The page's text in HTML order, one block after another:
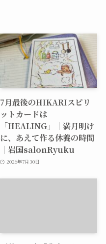
7月最後のHIKARIスピリ
ットカードは
「HEALING」｜満月明け
に、あえて作る休養の時間
｜岩国salonRyuku
2026年7月30日